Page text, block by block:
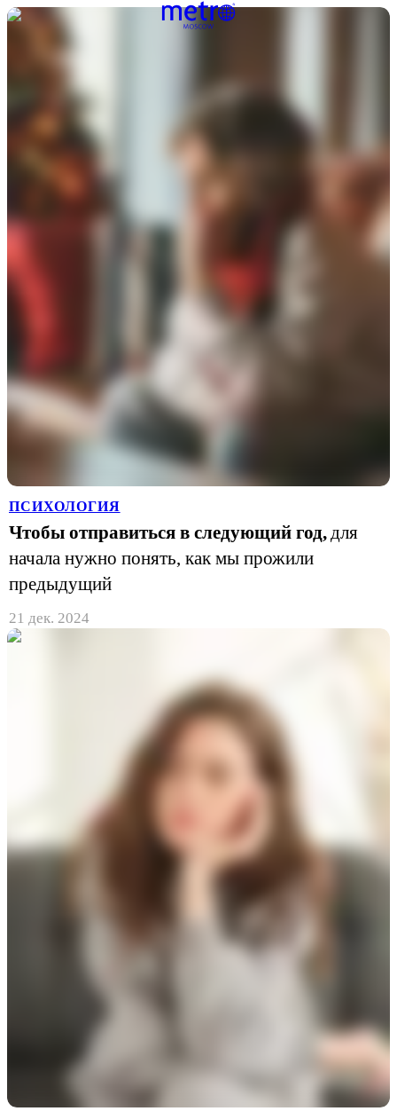
ПСИХОЛОГИЯ
Чтобы отправиться в следующий год, для
начала нужно понять, как мы прожили
предыдущий
21 дек. 2024